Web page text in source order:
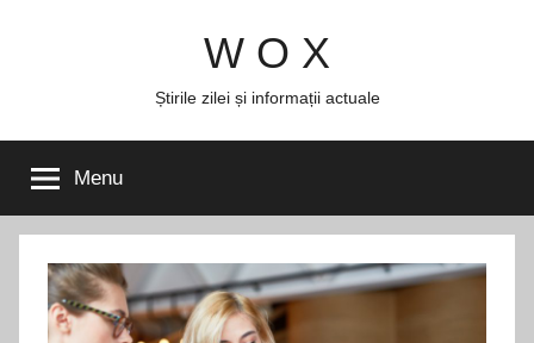
W O X
Știrile zilei și informații actuale
Menu